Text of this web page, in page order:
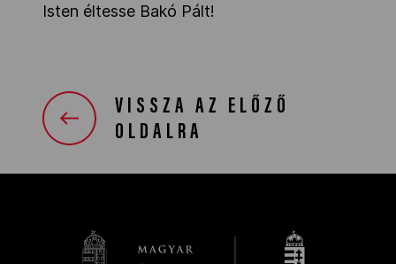
Isten éltesse Bakó Pált!
VISSZA AZ ELŐZŐ
OLDALRA